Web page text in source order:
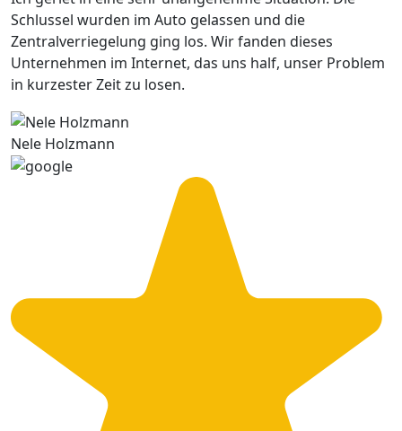
Schlussel wurden im Auto gelassen und die
Zentralverriegelung ging los. Wir fanden dieses
Unternehmen im Internet, das uns half, unser Problem
in kurzester Zeit zu losen.
Nele Holzmann